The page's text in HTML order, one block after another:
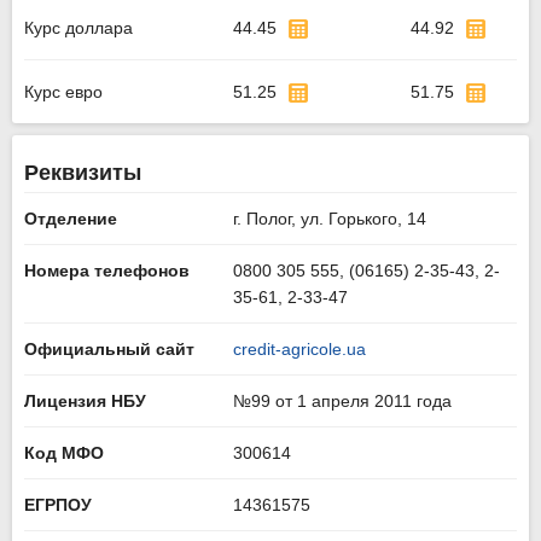
Курс доллара 44.45 44.92
Курс евро 51.25 51.75
Реквизиты
Отделение г. Полог, ул. Горького, 14
Номера телефонов
0800 305 555, (06165) 2-35-43, 2-
35-61, 2-33-47
Официальный сайт credit-agricole.ua
Лицензия НБУ №99 от 1 апреля 2011 года
Код МФО 300614
ЕГРПОУ 14361575